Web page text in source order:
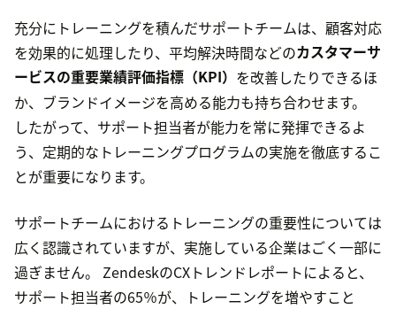
充分にトレーニングを積んだサポートチームは、顧客対応
を効果的に処理したり、平均解決時間などのカスタマーサ
ービスの重要業績評価指標（KPI） を改善したりできるほ
か、ブランドイメージを高める能力も持ち合わせます。
したがって、サポート担当者が能力を常に発揮できるよ
う、定期的なトレーニングプログラムの実施を徹底するこ
とが重要になります。
サポートチームにおけるトレーニングの重要性については
広く認識されていますが、実施している企業はごく一部に
過ぎません。 ZendeskのCXトレンドレポートによると、
サポート担当者の65％が、トレーニングを増やすこと